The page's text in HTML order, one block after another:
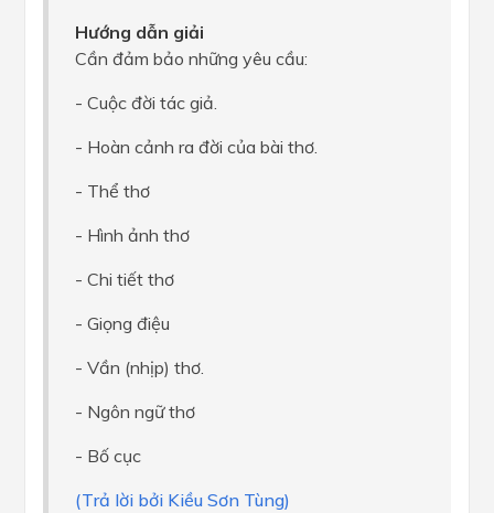
Hướng dẫn giải
Cần đảm bảo những yêu cầu:
- Cuộc đời tác giả.
- Hoàn cảnh ra đời của bài thơ.
- Thể thơ
- Hình ảnh thơ
- Chi tiết thơ
- Giọng điệu
- Vần (nhịp) thơ.
- Ngôn ngữ thơ
- Bố cục
(Trả lời bởi Kiều Sơn Tùng)